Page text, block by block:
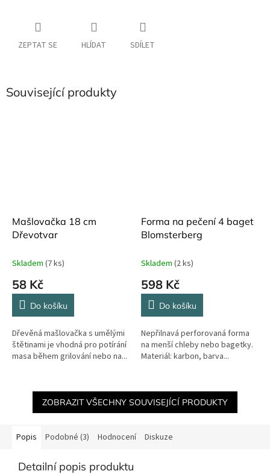
ZEPTAT SE HLÍDAT SDÍLET
Související produkty
Mašlovačka 18 cm
Dřevotvar
Skladem (7 ks)
58 Kč
Do košíku
Dřevěná mašlovačka s umělými
štětinami je vhodná pro potírání
masa během grilování nebo na...
Forma na pečení 4 baget
Blomsterberg
Skladem (2 ks)
598 Kč
Do košíku
Nepřilnavá perforovaná forma
na menší chleby nebo bagetky.
Materiál: karbon, barva...
ZOBRAZIT VŠECHNY SOUVISEJÍCÍ PRODUKTY
Popis Podobné (3) Hodnocení Diskuze
Detailní popis produktu